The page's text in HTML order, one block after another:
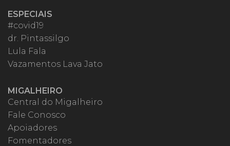
ESPECIAIS
#covid19
dr. Pintassilgo
Lula Fala
Vazamentos Lava Jato
MIGALHEIRO
Central do Migalheiro
Fale Conosco
Apoiadores
Fomentadores